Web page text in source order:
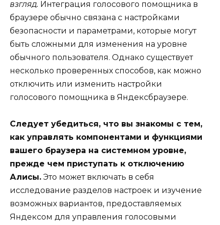
взгляд. Интеграция голосового помощника в
браузере обычно связана с настройками
безопасности и параметрами, которые могут
быть сложными для изменения на уровне
обычного пользователя. Однако существует
несколько проверенных способов, как можно
отключить или изменить настройки
голосового помощника в Яндексбраузере.
Следует убедиться, что вы знакомы с тем,
как управлять компонентами и функциями
вашего браузера на системном уровне,
прежде чем приступать к отключению
Алисы. Это может включать в себя
исследование разделов настроек и изучение
возможных вариантов, предоставляемых
Яндексом для управления голосовыми